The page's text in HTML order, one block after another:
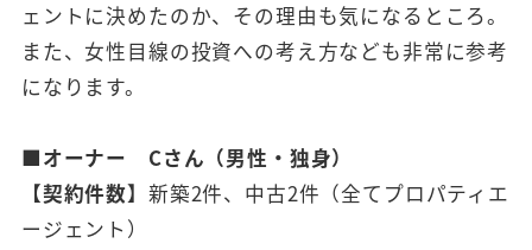
ェントに決めたのか、その理由も気になるところ。
また、女性目線の投資への考え方なども非常に参考
になります。
■オーナー Cさん（男性・独身）
【契約件数】 新築2件、中古2件（全てプロパティエ
ージェント）